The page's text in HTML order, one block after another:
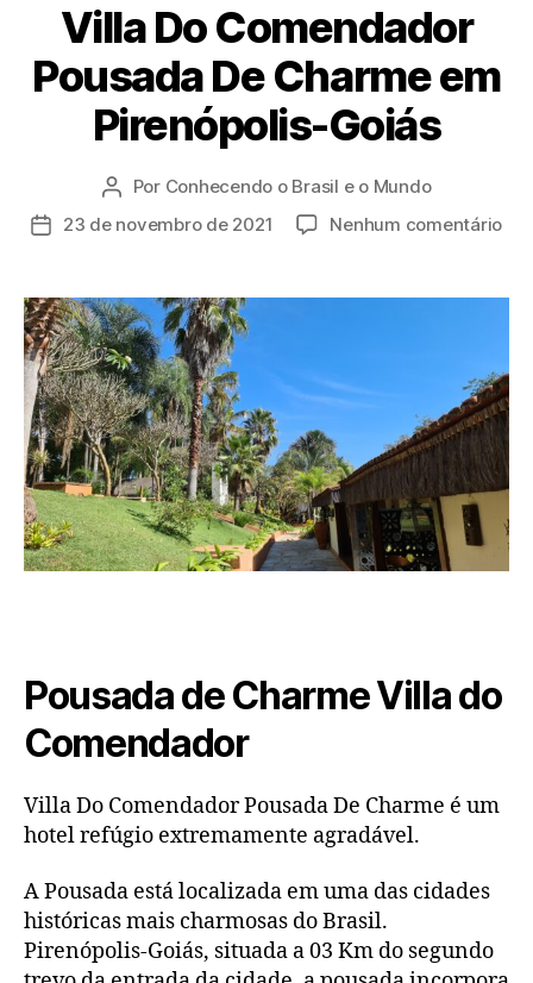
Villa Do Comendador
Pousada De Charme em
Pirenópolis-Goiás
Autor
Por Conhecendo o Brasil e o Mundo
Data23 de novembro de 2021 Nenhum comentárioem
em
Pousada de Charme Villa do
Comendador
Villa Do Comendador Pousada De Charme é um
hotel refúgio extremamente agradável.
A Pousada está localizada em uma das cidades
históricas mais charmosas do Brasil.
Pirenópolis-Goiás, situada a 03 Km do segundo